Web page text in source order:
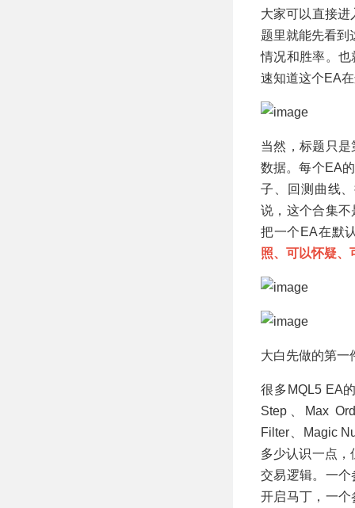
大家可以直接
题里就能先看到
情况和胜率。
速知道这个EA
当然，标题只
数据。每个EA
子、回测曲线
说，这个合集
把一个EA在默
照、可以怀疑、
大白先做的第一
很多MQL5 EA
Step、Max
Filter、Magic
多少认识一点
交易逻辑。一
开启马丁，一